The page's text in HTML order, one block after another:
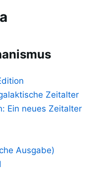
Zeitalter
Ein neues Zeitalter
Ausgabe)